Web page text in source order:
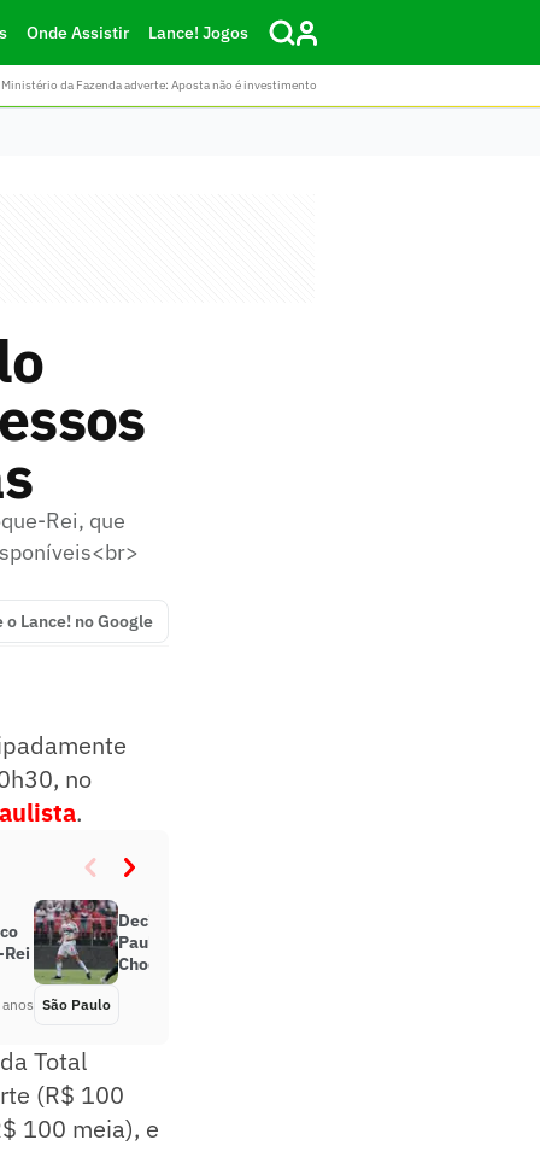
Onde Assistir Lance! Jogos
da Fazenda adverte: Aposta não é investimento
Rei, que
o Lance! no Google
no
.
Rei
Decisivo em clássicos no São
Paulo, Calleri busca gol inédito no
Choque-Rei
São Paulo
Total
(R$ 100
100 meia), e